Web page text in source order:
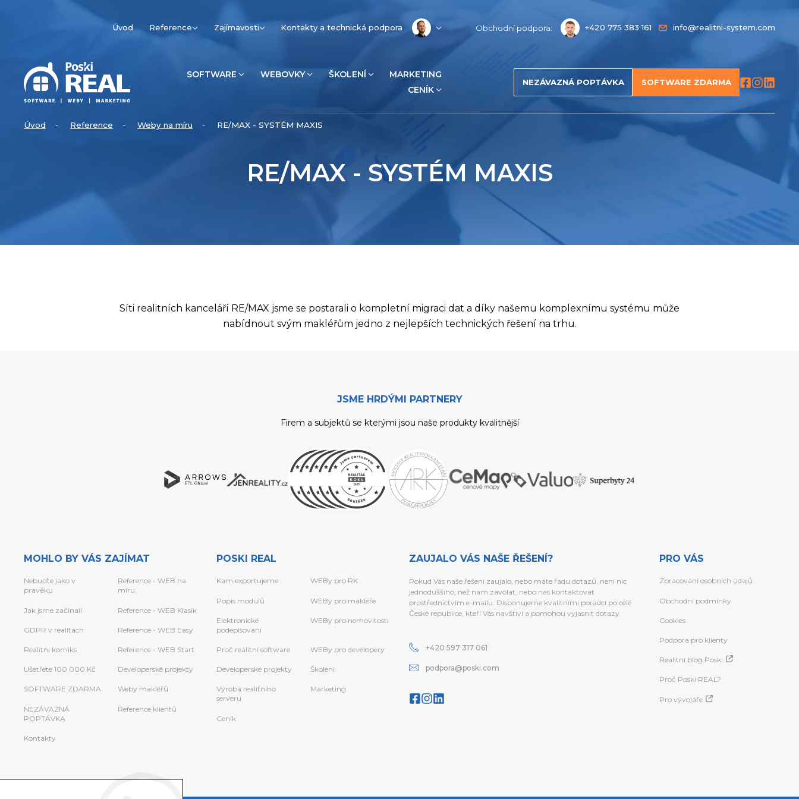
SOFTWARE WEBOVKY ŠKOLENÍ
MARKETING
CENÍK
Úvod Reference Zajímavosti Kontakty a technická podpora Obchodní podpora: +420 775 383 161 info@realitni-system.com
NEZÁVAZNÁ POPTÁVKA SOFTWARE ZDARMA
Úvod Reference Weby na míru RE/MAX - SYSTÉM MAXIS
RE/MAX - SYSTÉM MAXIS
Síti realitních kanceláří RE/MAX jsme se postarali o kompletní migraci dat a díky našemu komplexnímu systému může
nabídnout svým makléřům jedno z nejlepších technických řešení na trhu.
JSME HRDÝMI PARTNERY
Firem a subjektů se kterými jsou naše produkty kvalitnější
MOHLO BY VÁS ZAJÍMAT
Nebuďte jako v
pravěku
Reference - WEB na
míru
Jak jsme začínali Reference - WEB Klasik
GDPR v realitách Reference - WEB Easy
Realitni komiks Reference - WEB Start
Ušetřete 100 000 Kč Developerské projekty
SOFTWARE ZDARMA Weby makléřů
NEZÁVAZNÁ
POPTÁVKA
Reference klientů
Kontakty
POSKI REAL
Kam exportujeme WEBy pro RK
Popis modulů WEBy pro makléře
Elektronické
podepisování
WEBy pro nemovitosti
Proč realitní software WEBy pro developery
Developerské projekty Školení
Výroba realitního
serveru
Marketing
Ceník
ZAUJALO VÁS NAŠE ŘEŠENÍ?
Pokud Vás naše řešení zaujalo, nebo máte řadu dotazů, není nic
jednoduššího, než nám zavolat, nebo nás kontaktovat
prostřednictvím e-mailu. Disponujeme kvalitními poradci po celé
České republice, kteří Vás navštíví a pomohou vyjasnit dotazy.
+420 597 317 061
podpora@poski.com
PRO VÁS
Zpracování osobních údajů
Obchodní podmínky
Cookies
Podpora pro klienty
Realitní blog Poski
Proč Poski REAL?
Pro vývojáře